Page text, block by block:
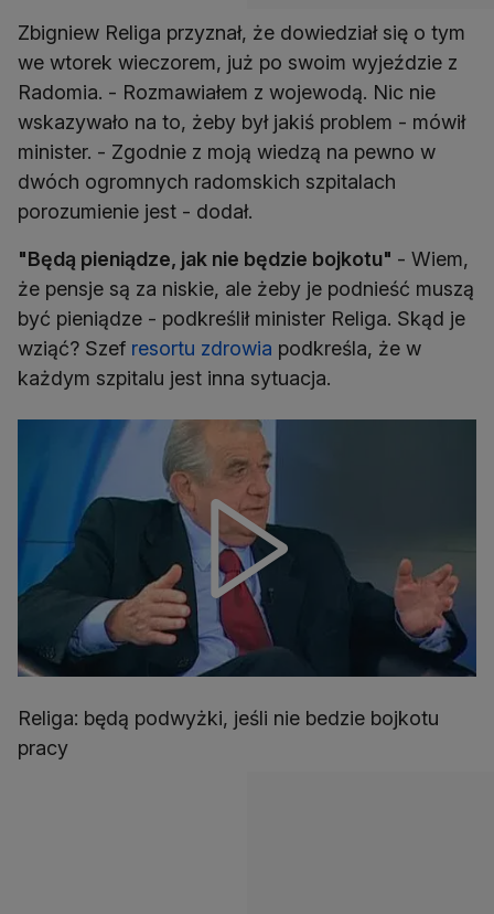
Zbigniew Religa przyznał, że dowiedział się o tym
we wtorek wieczorem, już po swoim wyjeździe z
Radomia. - Rozmawiałem z wojewodą. Nic nie
wskazywało na to, żeby był jakiś problem - mówił
minister. - Zgodnie z moją wiedzą na pewno w
dwóch ogromnych radomskich szpitalach
porozumienie jest - dodał.
"Będą pieniądze, jak nie będzie bojkotu" - Wiem,
że pensje są za niskie, ale żeby je podnieść muszą
być pieniądze - podkreślił minister Religa. Skąd je
wziąć? Szef resortu zdrowia podkreśla, że w
każdym szpitalu jest inna sytuacja.
Religa: będą podwyżki, jeśli nie bedzie bojkotu
pracy